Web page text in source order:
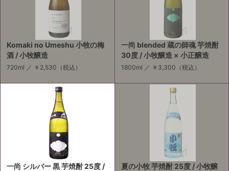
Komaki no Umeshu 小牧の梅
酒 / 小牧醸造
720ml ／ ￥2,530 （税込）
一尚 blended 蔵の師魂 芋焼酎
30度 / 小牧醸造 × 小正醸造
1800ml ／ ￥3,300 （税込）
一尚 シルバー 黒 芋焼酎 25度 /
夏の小牧 芋焼酎 25度 / 小牧醸